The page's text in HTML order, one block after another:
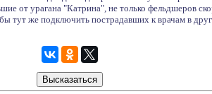
от урагана "Катрина", не только фельдшеров
тут же подключить пострадавших к врачам в